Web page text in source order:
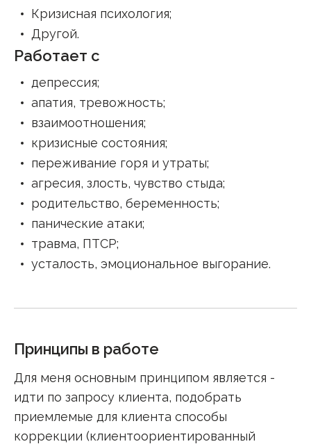
Кризисная психология;
Другой.
Работает с
депрессия;
апатия, тревожность;
взаимоотношения;
кризисные состояния;
переживание горя и утраты;
агресия, злость, чувство стыда;
родительство, беременность;
панические атаки;
травма, ПТСР;
усталость, эмоциональное выгорание.
Принципы в работе
Для меня основным принципом является -
идти по запросу клиента, подобрать
приемлемые для клиента способы
коррекции (клиентоориентированный